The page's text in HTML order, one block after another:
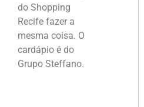
do Shopping
Recife fazer a
mesma coisa. O
cardápio é do
Grupo Steffano.